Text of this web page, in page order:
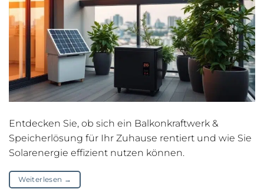
Entdecken Sie, ob sich ein Balkonkraftwerk &
Speicherlösung für Ihr Zuhause rentiert und wie Sie
Solarenergie effizient nutzen können.
Weiterlesen →